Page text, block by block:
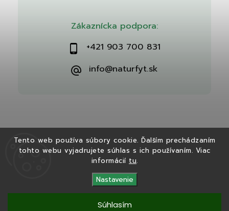
Tento web používa súbory cookie. Ďalším prechádzaním
tohto webu vyjadrujete súhlas s ich používaním. Viac
informácií tu.
Nastavenie
Súhlasím
Zákaznícka podpora:
+421 903 700 831
info@naturfyt.sk
Copyright 2026Naturfyt.sk. Všetky práva vyhradené.
| Design